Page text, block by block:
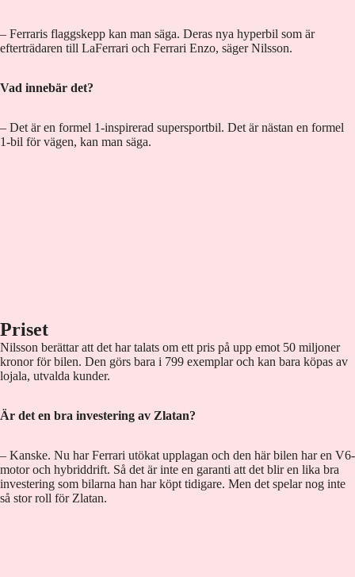
– Ferraris flaggskepp kan man säga. Deras nya hyperbil som är
efterträdaren till LaFerrari och Ferrari Enzo, säger Nilsson.
Vad innebär det?
– Det är en formel 1-inspirerad supersportbil. Det är nästan en formel
1-bil för vägen, kan man säga.
Priset
Nilsson berättar att det har talats om ett pris på upp emot 50 miljoner
kronor för bilen. Den görs bara i 799 exemplar och kan bara köpas av
lojala, utvalda kunder.
Är det en bra investering av Zlatan?
– Kanske. Nu har Ferrari utökat upplagan och den här bilen har en V6-
motor och hybriddrift. Så det är inte en garanti att det blir en lika bra
investering som bilarna han har köpt tidigare. Men det spelar nog inte
så stor roll för Zlatan.